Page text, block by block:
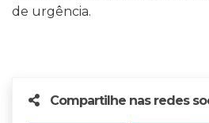
de urgência.
Compartilhe nas redes